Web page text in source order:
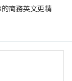
商務英文更精